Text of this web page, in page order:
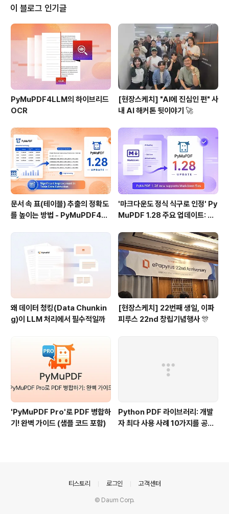
이 블로그 인기글
PyMuPDF4LLM의 하이브리드
OCR
[현장스케치] "AI에 진심인 편" 사
내 AI 해커톤 뒷이야기 🚀
문서 속 표(테이블) 추출의 정확도
를 높이는 방법 - PyMuPDF4LL
'마크다운도 정식 식구로 인정' Py
MuPDF 1.28 주요 업데이트: 샘
왜 데이터 청킹(Data Chunkin
g)이 LLM 처리에서 필수적일까
[현장스케치] 22번째 생일, 이파
피루스 22nd 창립기념행사 🎊
'PyMuPDF Pro'로 PDF 병합하
기! 완벽 가이드 (샘플 코드 포함)
Python PDF 라이브러리: 개발
자 최다 사용 사례 10가지를 공유
티스토리 로그인 고객센터
© Daum Corp.